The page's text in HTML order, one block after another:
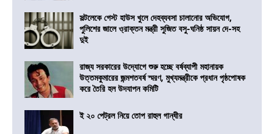
সল্টলেকে গেস্ট হাউস খুলে দেহব্যবসা চালানোর অভিযোগ,
পুলিশের জালে ও্রাক্তন মন্ত্রী সুজিত বসু-ঘনিষ্ঠ সায়ন দে-সহ
দুই
রাজ্য সরকারের উদ্যোগে শুরু হচ্ছে বর্ষব্যাপী মহানায়ক
উত্তমকুমারের জন্মশতবর্ষ স্মরণ, মুখ্যমন্ত্রীকে প্রধান পৃষ্ঠপোষক
করে তৈরি হল উদযাপন কমিটি
ই ২০ পেট্রল নিয়ে তোপ রাহুল গান্ধীর